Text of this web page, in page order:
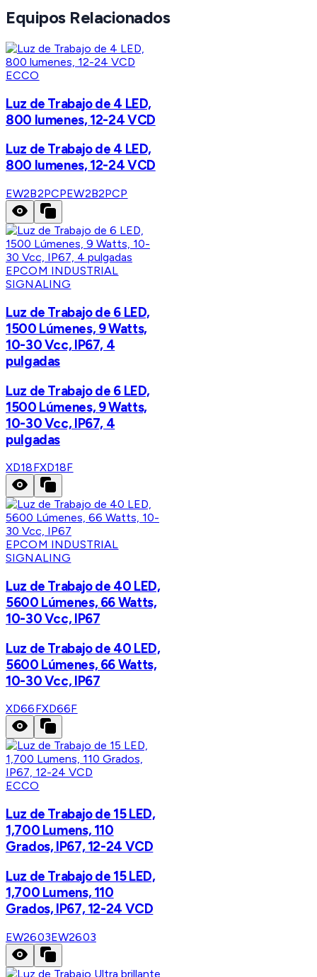
Equipos Relacionados
ECCO
Luz de Trabajo de 4 LED,
800 lumenes, 12-24 VCD
Luz de Trabajo de 4 LED,
800 lumenes, 12-24 VCD
EW2B2PCPEW2B2PCP
EPCOM INDUSTRIAL
SIGNALING
Luz de Trabajo de 6 LED,
1500 Lúmenes, 9 Watts,
10-30 Vcc, IP67, 4
pulgadas
Luz de Trabajo de 6 LED,
1500 Lúmenes, 9 Watts,
10-30 Vcc, IP67, 4
pulgadas
XD18FXD18F
EPCOM INDUSTRIAL
SIGNALING
Luz de Trabajo de 40 LED,
5600 Lúmenes, 66 Watts,
10-30 Vcc, IP67
Luz de Trabajo de 40 LED,
5600 Lúmenes, 66 Watts,
10-30 Vcc, IP67
XD66FXD66F
ECCO
Luz de Trabajo de 15 LED,
1,700 Lumens, 110
Grados, IP67, 12-24 VCD
Luz de Trabajo de 15 LED,
1,700 Lumens, 110
Grados, IP67, 12-24 VCD
EW2603EW2603